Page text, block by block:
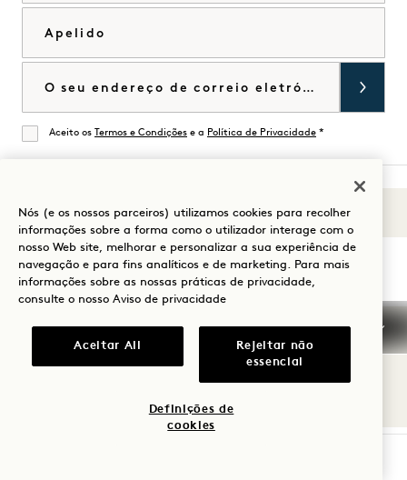
Sons de 1
De acordo
Aceito os Termos e Condições e a Política de Privacidade *
Visitar
1
Hotels
no
Visitar
1
Hotels
no
1
Hotels
no
Visitar
1
Hotels
no
Visitar
1
Hotels
Visitar
1
Hotels
Guia para a sua estadia
Termos e condições
Aviso de privacidade
Acessibilidade
Termos e condições Mission
Cookie Settings
Nós (e os nossos parceiros) utilizamos cookies para recolher
informações sobre a forma como o utilizador interage com o
nosso Web site, melhorar e personalizar a sua experiência de
navegação e para fins analíticos e de marketing. Para mais
informações sobre as nossas práticas de privacidade,
consulte o nosso Aviso de privacidade
Aceitar All
Rejeitar não
essencial
Definições de
cookies